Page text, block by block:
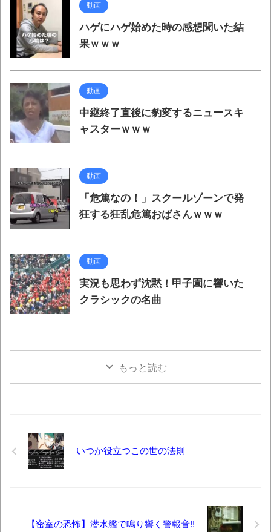
動画
ハゲにハゲ始めた時の感想聞いた結
果ｗｗｗ
動画
中継終了直後に豹変するニュースキ
ャスターｗｗｗ
動画
「危篤なの！」スクールゾーンで発
狂する狂乱危篤おばさんｗｗｗ
動画
実況も思わず沈黙！甲子園に響いた
クラシックの名曲
もっと読む
いつか役立つこの世の法則
【密室の恐怖】潜水艦で鳴り響く警報音!!